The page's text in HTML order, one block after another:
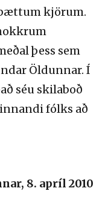
kjörum.
þess sem
Öldunnar. Í
séu skilaboð
fólks að
8. apríl 2010